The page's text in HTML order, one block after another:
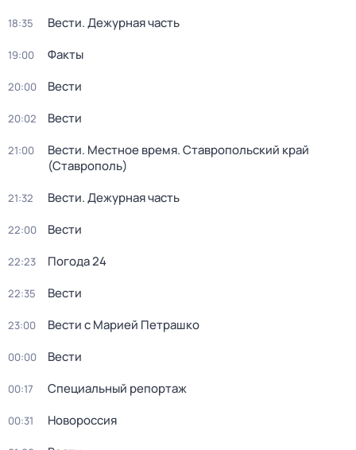
18:35 Вести. Дежурная часть
19:00 Факты
20:00 Вести
20:02 Вести
21:00
Вести. Местное время. Ставропольский край
(Ставрополь)
21:32 Вести. Дежурная часть
22:00 Вести
22:23 Погода 24
22:35 Вести
23:00 Вести с Марией Петрашко
00:00 Вести
00:17 Специальный репортаж
00:31 Новороссия